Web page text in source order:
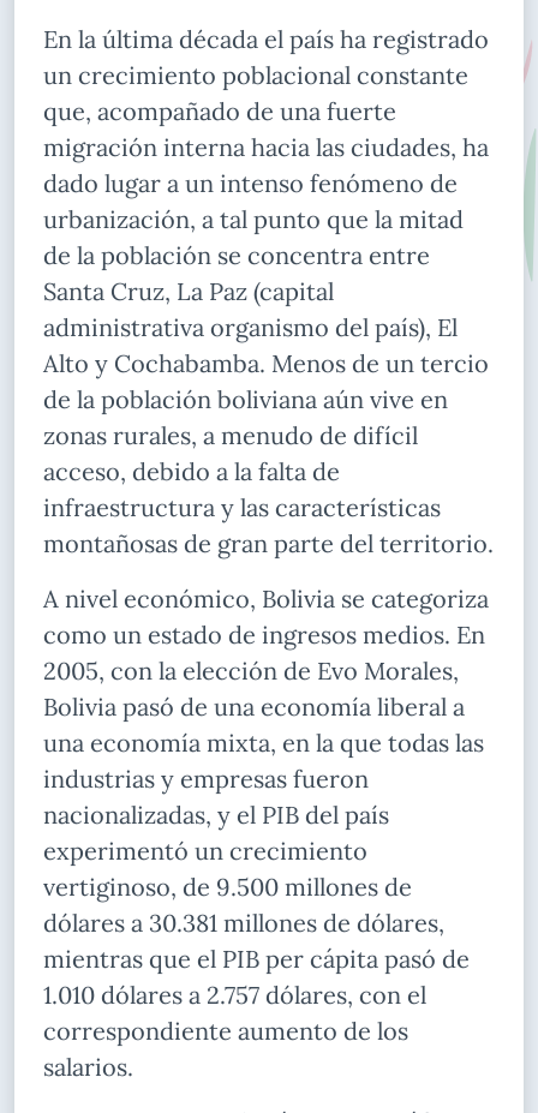
En la última década el país ha registrado
un crecimiento poblacional constante
que, acompañado de una fuerte
migración interna hacia las ciudades, ha
dado lugar a un intenso fenómeno de
urbanización, a tal punto que la mitad
de la población se concentra entre
Santa Cruz, La Paz (capital
administrativa organismo del país), El
Alto y Cochabamba. Menos de un tercio
de la población boliviana aún vive en
zonas rurales, a menudo de difícil
acceso, debido a la falta de
infraestructura y las características
montañosas de gran parte del territorio.
A nivel económico, Bolivia se categoriza
como un estado de ingresos medios. En
2005, con la elección de Evo Morales,
Bolivia pasó de una economía liberal a
una economía mixta, en la que todas las
industrias y empresas fueron
nacionalizadas, y el PIB del país
experimentó un crecimiento
vertiginoso, de 9.500 millones de
dólares a 30.381 millones de dólares,
mientras que el PIB per cápita pasó de
1.010 dólares a 2.757 dólares, con el
correspondiente aumento de los
salarios.